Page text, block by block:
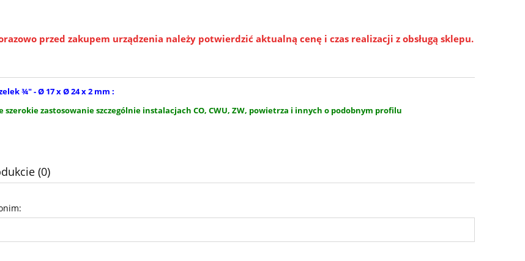
przed zakupem urządzenia należy potwierdzić aktualną cenę i czas realizacji z obsługą sklepu.
¾" - Ø 17 x Ø 24 x 2 mm :
szerokie zastosowanie szczególnie instalacjach CO, CWU, ZW, powietrza i innych o podobnym profilu
(0)